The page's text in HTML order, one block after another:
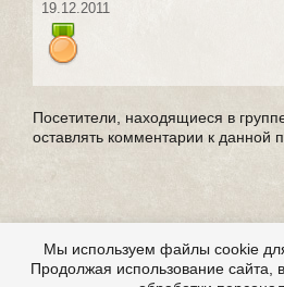
19.12.2011
Посетители, находящиеся в
оставлять комментарии к данной
Мы используем файлы cookie
Продолжая использование сайта,